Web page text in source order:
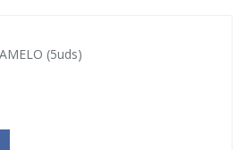
(5uds)